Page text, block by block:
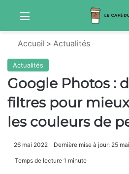
Menu
Accueil > Actualités
Actualités
Google Photos :
filtres pour
les couleurs de
26 mai 2022 Dernière mise à jour: 25
Temps de lecture 1 minute